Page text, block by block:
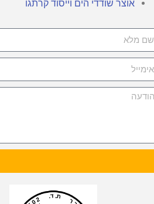
אוצר שודדי הים וייסוד קרתגו